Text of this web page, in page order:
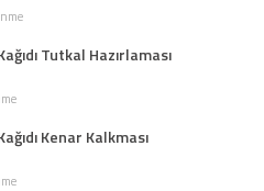
Tutkal Hazırlaması
Kenar Kalkması